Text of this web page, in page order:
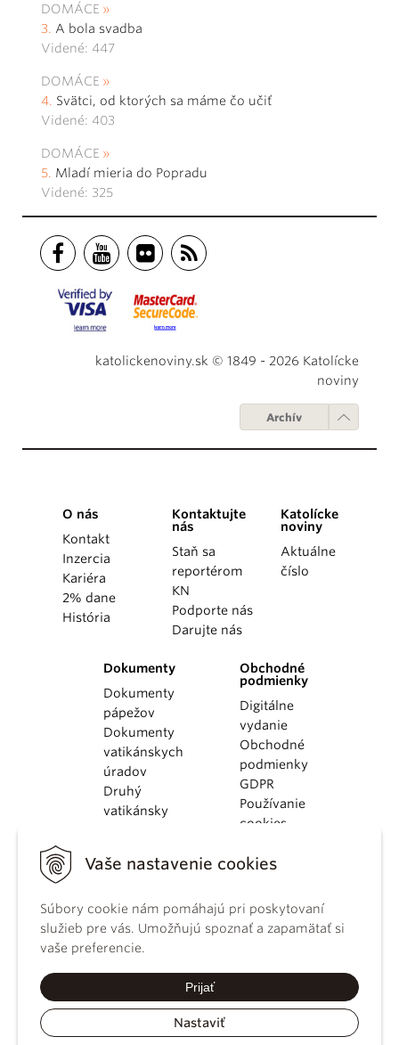
Vaše nastavenie cookies
Súbory cookie nám pomáhajú pri poskytovaní
služieb pre vás. Umožňujú spoznať a zapamätať si
vaše preferencie.
Prijať
Nastaviť
DOMÁCE
A bola svadba
Videné: 447
DOMÁCE
Svätci, od ktorých sa máme čo učiť
Videné: 403
DOMÁCE
Mladí mieria do Popradu
Videné: 325
katolickenoviny.sk © 1849 - 2026 Katolícke
noviny
Archív
O nás
Kontakt
Inzercia
Kariéra
2% dane
História
Kontaktujte
nás
Staň sa
reportérom
KN
Podporte nás
Darujte nás
Katolícke
noviny
Aktuálne
číslo
Dokumenty
Dokumenty
pápežov
Dokumenty
vatikánskych
úradov
Druhý
vatikánsky
KBS
kánonického
práva
Katechizmus
Obchodné
podmienky
Digitálne
vydanie
Obchodné
podmienky
GDPR
Používanie
cookies